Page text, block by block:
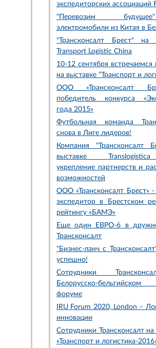
экспедиторских ассоциаций
"Перевозим
электромобили из Китая в
"Трансконсалт Брест" на
Transport Logistic China
10-12 сентября
на выставке “Транспорт и
ООО «Трансконсалт
победитель конкурса
года 2015»
Футбольная команда
снова в Лиге лидеров!
Компания "Трансконсалт
выставке
укрепление партнерств и
возможностей
ООО «Трансконсалт Брест»
экспедитор в Брестском
рейтингу «БАМЭ»
Еще один ЕВРО-6 в
Трансконсалт
"Бизнес-ланч с
успешно!
Сотрудники
Белорусско-
форуме
IRU Forum 2020, London –
инновации
Сотрудники Трансконсалт на
«Транспорт и логистика-